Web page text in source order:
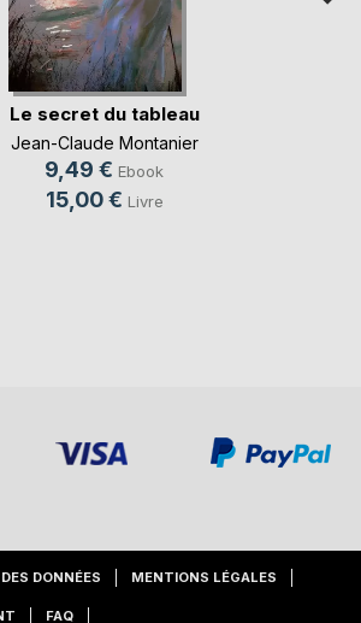
Le secret du tableau
Jean-Claude Montanier
9,49 € Ebook
15,00 € Livre
DONNÉES MENTIONS LÉGALES
FAQ